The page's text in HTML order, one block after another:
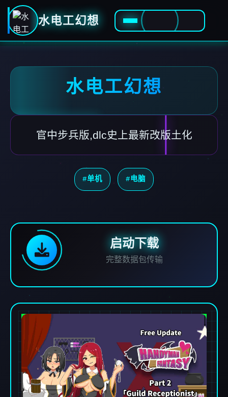
水电工幻想
水电工幻想
官中步兵版,dlc史上最新改版土化
#单机 #电脑
启动下载
完整数据包传输